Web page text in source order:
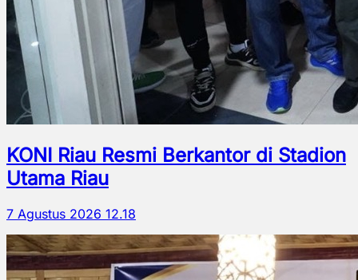
KONI Riau Resmi Berkantor di Stadion
Utama Riau
7 Agustus 2026 12.18